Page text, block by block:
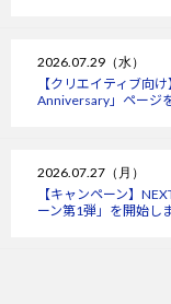
2026.07.29（水）
【クリエイティブ向
Anniversary」ページ
2026.07.27（月）
【キャンペーン】
ーン第1弾」を開始し